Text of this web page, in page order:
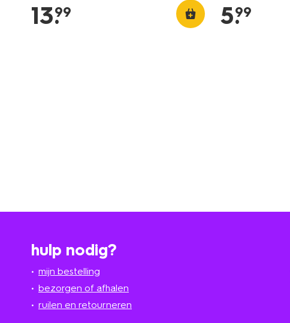
13.
99 5.
99
hulp nodig?
mijn bestelling
bezorgen of afhalen
ruilen en retourneren